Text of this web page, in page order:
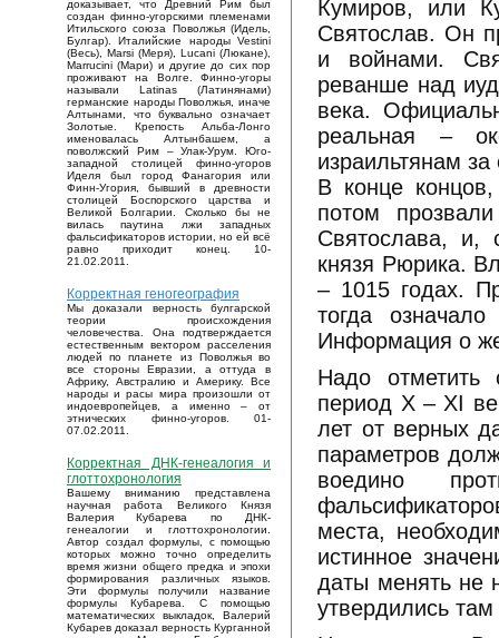
доказывает, что Древний Рим был
создан финно-угорскими племенами
Итильского союза Поволжья (Идель,
Булгар). Италийские народы Vestini
(Весь), Marsi (Меря), Lucani (Люкане),
Marrucini (Мари) и другие до сих пор
проживают на Волге. Финно-угоры
называли Latinas (Латинянами)
германские народы Поволжья, иначе
Алтынами, что буквально означает
Золотые. Крепость Альба-Лонго
именовалась Алтынбашем, а
поволжский Рим – Улак-Урум. Юго-
западной столицей финно-угоров
Иделя был город Фанагория или
Финн-Угория, бывший в древности
столицей Боспорского царства и
Великой Болгарии. Сколько бы не
вилась паутина лжи западных
фальсификаторов истории, но ей всё
равно приходит конец. 10-
21.02.2011.
Корректная геногеография
Мы доказали верность булгарской
теории происхождения
человечества. Она подтверждается
естественным вектором расселения
людей по планете из Поволжья во
все стороны Евразии, а оттуда в
Африку, Австралию и Америку. Все
народы и расы мира произошли от
индоевропейцев, а именно – от
этнических финно-угоров. 01-
07.02.2011.
Корректная ДНК-генеалогия и
глоттохронология
Вашему вниманию представлена
научная работа Великого Князя
Валерия Кубарева по ДНК-
генеалогии и глоттохронологии.
Автор создал формулы, с помощью
которых можно точно определить
время жизни общего предка и эпохи
формирования различных языков.
Эти формулы получили название
формулы Кубарева. С помощью
математических выкладок, Валерий
Кубарев доказал верность Курганной
Кумиров, или
Святослав. Он
и войнами.
реванше над
века.
реальная –
израильтянам
В конце
потом
Святослава, и,
князя Рюрика.
– 1015 годах.
тогда
Информация о
Надо
период X – XI
лет от верных
параметров
воедино
места,
истинное
даты менять не
утвердились